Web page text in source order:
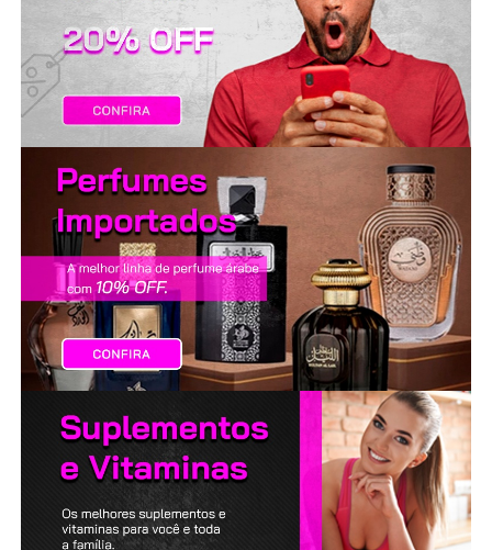
FINALIZAR COMPRA
HOME
LANÇAMENTOS